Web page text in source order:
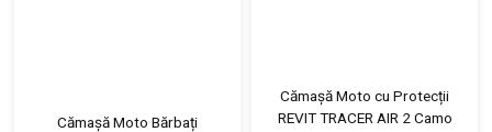
Cămașă Moto Bărbați
Cămașă Moto cu Protecții
REVIT TRACER AIR 2 Camo